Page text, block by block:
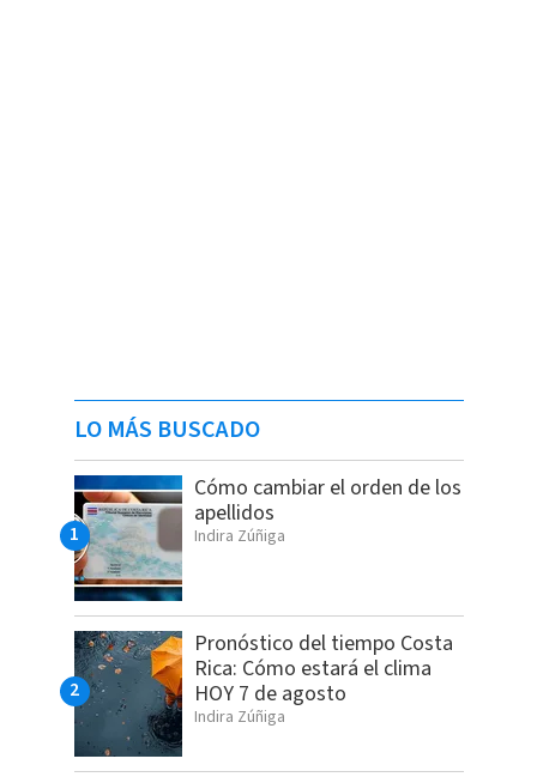
LO MÁS BUSCADO
Cómo cambiar el orden de los
apellidos
Indira Zúñiga
Pronóstico del tiempo Costa
Rica: Cómo estará el clima
HOY 7 de agosto
Indira Zúñiga